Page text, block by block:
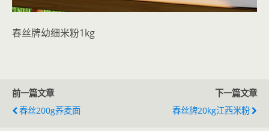
春丝牌幼细米粉1kg
前一篇文章
春丝200g荞麦面
下一篇文章
春丝牌20kg江西米粉